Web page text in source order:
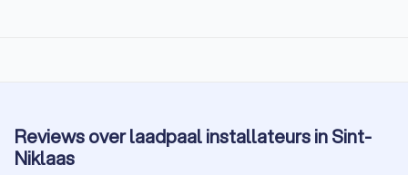
Reviews over laadpaal installateurs in Sint-
Niklaas